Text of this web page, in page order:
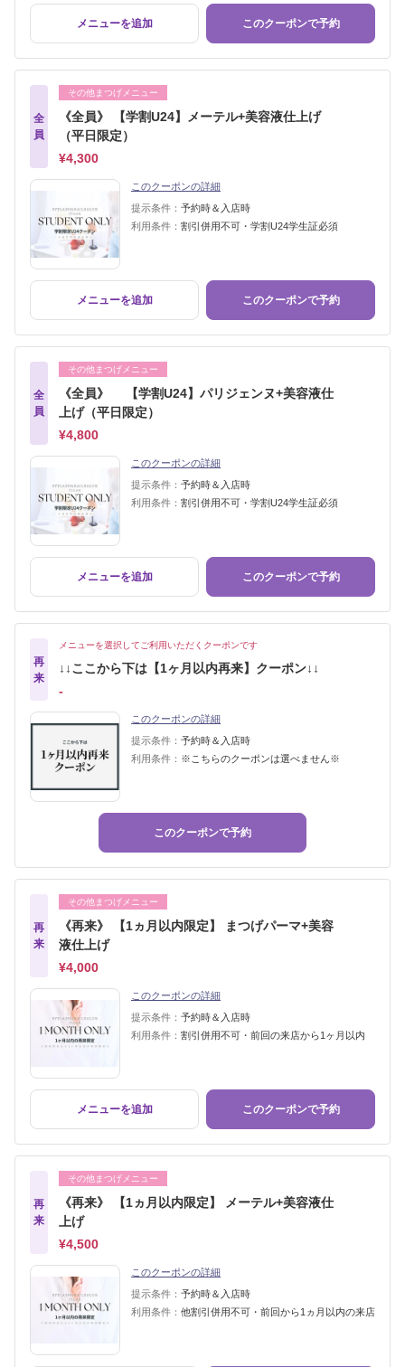
メニューを追加 このクーポンで予約
全
員
その他まつげメニュー
《全員》 【学割U24】メーテル+美容液仕上げ
（平日限定）
¥4,300
このクーポンの詳細
提示条件： 予約時＆入店時
利用条件： 割引併用不可・学割U24学生証必須
メニューを追加 このクーポンで予約
全
員
その他まつげメニュー
《全員》 【学割U24】パリジェンヌ+美容液仕
上げ（平日限定）
¥4,800
このクーポンの詳細
提示条件： 予約時＆入店時
利用条件： 割引併用不可・学割U24学生証必須
メニューを追加 このクーポンで予約
再
来
メニューを選択してご利用いただくクーポンです
↓↓ここから下は【1ヶ月以内再来】クーポン↓↓
‐
このクーポンの詳細
提示条件： 予約時＆入店時
利用条件： ※こちらのクーポンは選べません※
このクーポンで予約
再
来
その他まつげメニュー
《再来》 【1ヵ月以内限定】 まつげパーマ+美容
液仕上げ
¥4,000
このクーポンの詳細
提示条件： 予約時＆入店時
利用条件： 割引併用不可・前回の来店から1ヶ月以内
メニューを追加 このクーポンで予約
再
来
その他まつげメニュー
《再来》 【1ヵ月以内限定】 メーテル+美容液仕
上げ
¥4,500
このクーポンの詳細
提示条件： 予約時＆入店時
利用条件： 他割引併用不可・前回から1ヵ月以内の来店